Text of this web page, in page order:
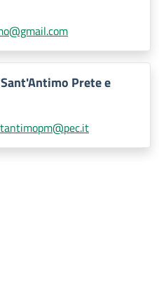
Prete e